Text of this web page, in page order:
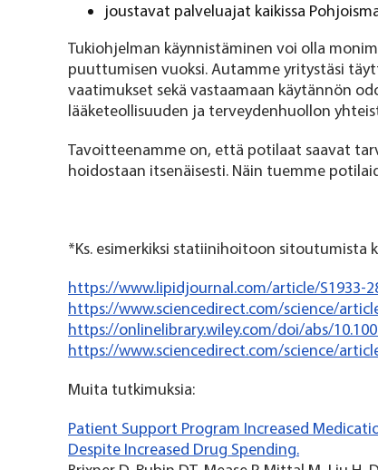
joustavat palveluajat kaikissa
Tukiohjelman käynnistäminen voi olla
puuttumisen vuoksi. Autamme yritystäsi
vaatimukset sekä vastaamaan käytännön
lääketeollisuuden ja terveydenhuollon
Tavoitteenamme on, että potilaat saavat
hoidostaan itsenäisesti. Näin tuemme
*Ks. esimerkiksi statiinihoitoon sitoutumista
https://www.lipidjournal.com/article/S1933-
https://www.sciencedirect.com/science/
https://onlinelibrary.wiley.com/doi/abs/
https://www.sciencedirect.com/science/
Muita tutkimuksia:
Patient Support Program Increased
Despite Increased Drug Spending.